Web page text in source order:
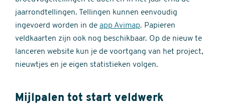
jaarrondtellingen. Tellingen kunnen eenvoudig
ingevoerd worden in de app Avimap. Papieren
veldkaarten zijn ook nog beschikbaar. Op de nieuw te
lanceren website kun je de voortgang van het project,
nieuwtjes en je eigen statistieken volgen.
Mijlpalen tot start veldwerk